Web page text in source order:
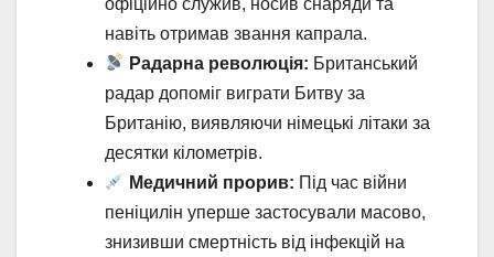
навіть отримав звання капрала.
Радарна революція: Британський
радар допоміг виграти Битву за
Британію, виявляючи німецькі літаки за
десятки кілометрів.
Медичний прорив: Під час війни
пеніцилін уперше застосували масово,
знизивши смертність від інфекцій на